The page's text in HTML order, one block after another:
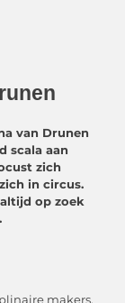
van Drunen
scala aan
zich
in circus.
op zoek
makers,